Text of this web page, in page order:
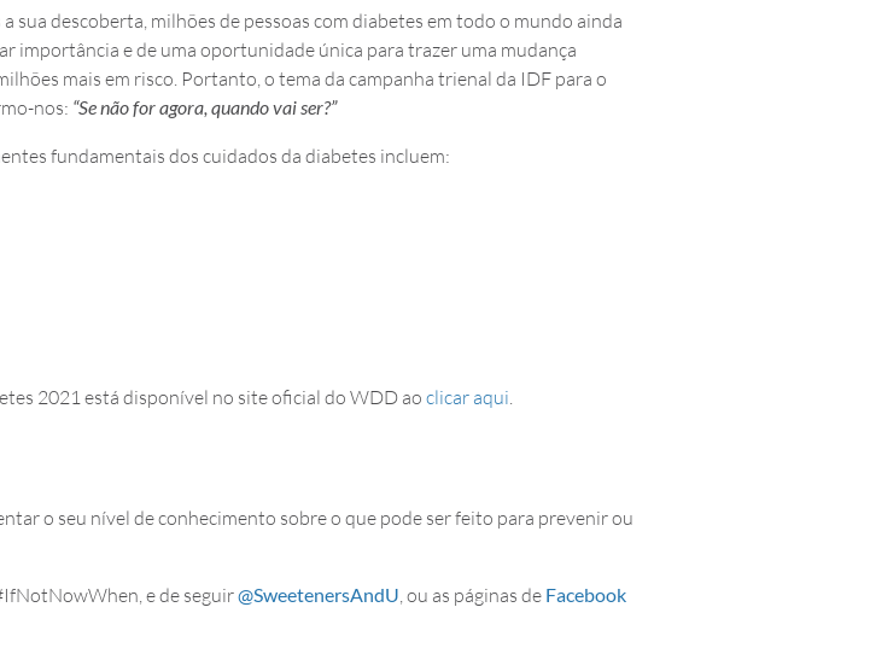
descoberta, milhões de pessoas com diabetes em todo o mundo ainda
importância e de uma oportunidade única para trazer uma mudança
mais em risco. Portanto, o tema da campanha trienal da IDF para o
nos: “Se não for agora, quando vai ser?”
fundamentais dos cuidados da diabetes incluem:
2021 está disponível no site oficial do WDD ao clicar aqui.
o seu nível de conhecimento sobre o que pode ser feito para prevenir ou
e de seguir@SweetenersAndU, ou as páginas de Facebook